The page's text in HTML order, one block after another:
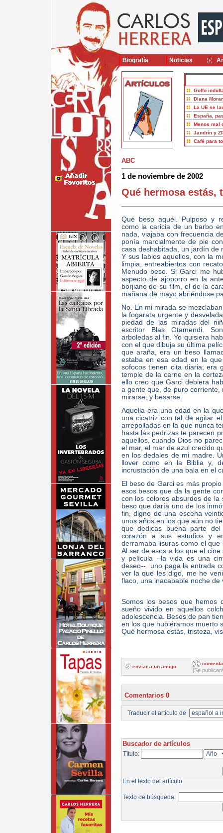
Golfo
Diana
La UE se
España,
Menos mal
Jandrín y
Café para
ABC
1 de noviembre de 2002
Qué hermosa estás,
Qué beso aquél. Pulposo y
como la caricia de un barbo
nada, viajaba con frecuencia
ponía marcialmente de pie
casa deshabitada, un jardín de
Y sus labios aquellos, con la
limpia, entreabiertos con
Menudo beso. Si Garci me
aspecto de ajoporro en la
borjiano de su film, el de la
mañana de mayo abriéndose
No. En mi mirada se
la fogarata urgente y
piedad de las miradas del
escritor Blas Otamendi.
arboledas al fin. Yo quisiera
con el que dibuja su última
que araña, era un beso
estaba en esa edad en la
sofocos tienen cita diaria; era
temple de la carne en la
ello creo que Garci debiera
a gente que, de puro corriente,
mirarse, y besarse.
Aquella era una edad en la
una cicatriz con tal de agitar
arrepolladas en la que nunca
hasta las pedrizas te parecen
aquellos, cuando Dios no
el mar, el mar de azul crecido
en los dedales de mi madre.
llover como en la Biblia y,
incrustación de una bala en el
El beso de Garci es más
esos besos que da la gente
con los colores absurdos de
beso que daría uno de los
fin, digno de una escena
unos años en los que aún no
que dedicas buena parte
corazón a sus estudios y
derramaba lisuras como el
Al ser de esos a los que el
y película –la vida es una
deseo-- uno paga la entrada
ver la que les digo, me he
flaco, una inacabable noche
Somos los besos que hemos
sueño vivido en aquellos
adolescencia. Besos de pan
en los que hubiéramos muerto
Qué hermosa estás, tristeza,
enviar a un amigo
[Se
Comentarios 0
Traducir el artículo de
Buscador de artículos
Título:
En el texto del artículo
Texto de búsqueda:
Biografía Noticias